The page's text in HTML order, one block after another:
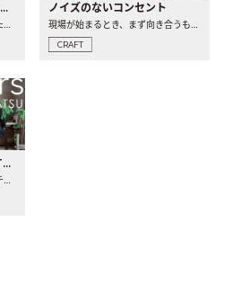
動かせない柱はおしゃれに活用！柱を魅せるリノベーション(リノベ)4選
間取り変更を検討する際に、たびたび皆さんの頭を悩ませる動か..
ノイズのないコンセント
現場が始まるとき、まず向き合うものの一つがコンセントです..
CRAFT
INDEX｜Mr.&Mrs. KOMATSU renovation diary
プロダクトデザイナーの夫とマーチャンダイザーの妻が、夫婦で..